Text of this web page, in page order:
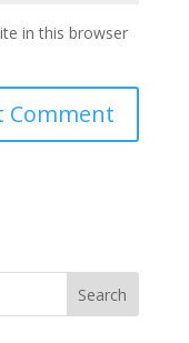
in this browser
Search